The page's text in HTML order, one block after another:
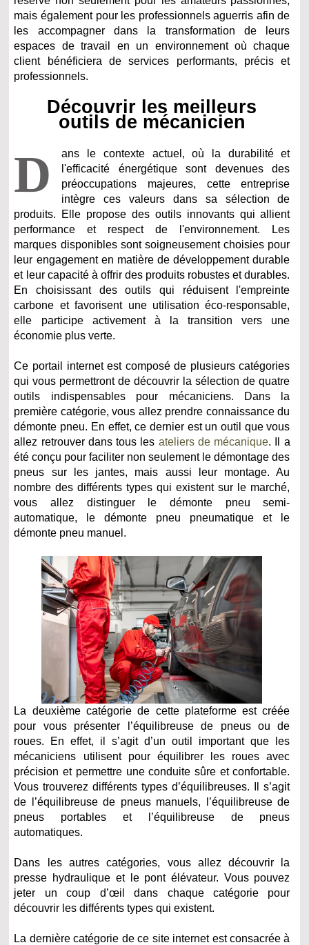
mais également pour les professionnels aguerris afin de
les accompagner dans la transformation de leurs
espaces de travail en un environnement où chaque
client bénéficiera de services performants, précis et
professionnels.
Découvrir les meilleurs
outils de mécanicien
D
ans le contexte actuel, où la durabilité et
l'efficacité énergétique sont devenues des
préoccupations majeures, cette entreprise
intègre ces valeurs dans sa sélection de
produits. Elle propose des outils innovants qui allient
performance et respect de l'environnement. Les
marques disponibles sont soigneusement choisies pour
leur engagement en matière de développement durable
et leur capacité à offrir des produits robustes et durables.
En choisissant des outils qui réduisent l'empreinte
carbone et favorisent une utilisation éco-responsable,
elle participe activement à la transition vers une
économie plus verte.
Ce portail internet est composé de plusieurs catégories
qui vous permettront de découvrir la sélection de quatre
outils indispensables pour mécaniciens. Dans la
première catégorie, vous allez prendre connaissance du
démonte pneu. En effet, ce dernier est un outil que vous
allez retrouver dans tous les ateliers de mécanique. Il a
été conçu pour faciliter non seulement le démontage des
pneus sur les jantes, mais aussi leur montage. Au
nombre des différents types qui existent sur le marché,
vous allez distinguer le démonte pneu semi-
automatique, le démonte pneu pneumatique et le
démonte pneu manuel.
La deuxième catégorie de cette plateforme est créée
pour vous présenter l’équilibreuse de pneus ou de
roues. En effet, il s’agit d’un outil important que les
mécaniciens utilisent pour équilibrer les roues avec
précision et permettre une conduite sûre et confortable.
Vous trouverez différents types d’équilibreuses. Il s’agit
de l’équilibreuse de pneus manuels, l’équilibreuse de
pneus portables et l’équilibreuse de pneus
automatiques.
Dans les autres catégories, vous allez découvrir la
presse hydraulique et le pont élévateur. Vous pouvez
jeter un coup d’œil dans chaque catégorie pour
découvrir les différents types qui existent.
La dernière catégorie de ce site internet est consacrée à